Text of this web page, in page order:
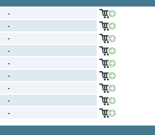
-
-
-
-
-
-
-
-
-